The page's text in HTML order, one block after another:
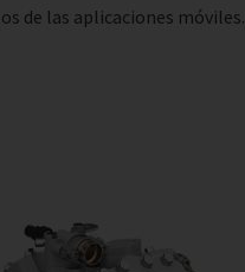
de las aplicaciones móviles.